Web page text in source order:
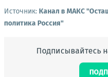
Источник: Канал в МАКС
политика Россия"
Подписывайтесь